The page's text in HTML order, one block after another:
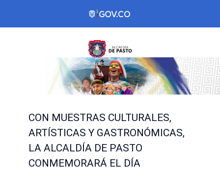
CON MUESTRAS CULTURALES,
ARTÍSTICAS Y GASTRONÓMICAS,
LA ALCALDÍA DE PASTO
CONMEMORARÁ EL DÍA